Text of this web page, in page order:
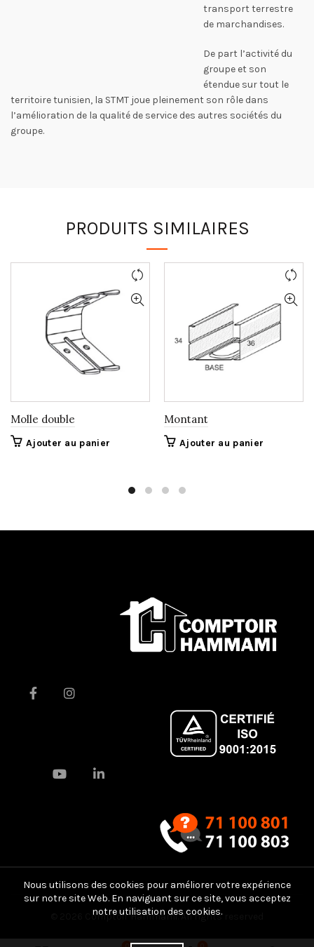
transport terrestre
de marchandises.
De part l’activité du
groupe et son
étendue sur tout le
territoire tunisien, la STMT joue pleinement son rôle dans
l’amélioration de la qualité de service des autres sociétés du
groupe.
PRODUITS SIMILAIRES
Molle double
Ajouter au panier
Montant
Ajouter au panier
Comptoir Hammami. All rights reserved
Nous utilisons des cookies pour améliorer votre expérience
sur notre site Web. En naviguant sur ce site, vous acceptez
notre utilisation des cookies.